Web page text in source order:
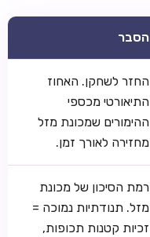
הסבר
החזר לשחקן. האחוז
התיאורטי מכספי
ההימורים שמכונת מזל
מחזירה לאורך זמן.
רמת הסיכון של מכונת
מזל. תנודתיות נמוכה =
זכיות קטנות תכופות,